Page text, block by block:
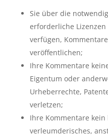
Sie über die
erforderliche
verfügen,
veröffentlichen;
Ihre Kommentare
Eigentum oder
Urheberrechte,
verletzen;
Ihre Kommentare
verleumderisches,